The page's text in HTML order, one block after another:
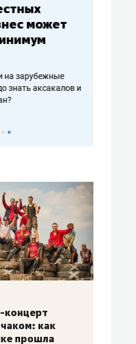
может
на зарубежные
знать аксакалов и
как
прошла